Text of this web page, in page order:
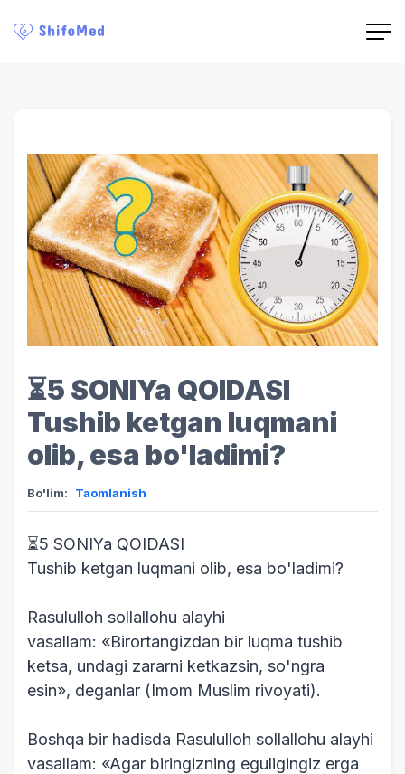
⏳5 SONIYa QOIDASI
Tushib ketgan luqmani
olib, esa bo'ladimi?
Bo'lim: Taomlanish
⏳5 SONIYa QOIDASI
Tushib ketgan luqmani olib, esa bo'ladimi?
Rasululloh sollallohu alayhi
vasallam: «Birortangizdan bir luqma tushib
ketsa, undagi zararni ketkazsin, so'ngra
esin», deganlar (Imom Muslim rivoyati).
Boshqa bir hadisda Rasululloh sollallohu alayhi
vasallam: «Agar biringizning eguligingiz erga